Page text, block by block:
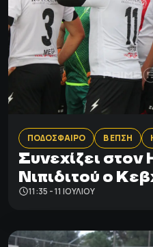
ΠΟΔΟΣΦΑΙΡΟ Β ΕΠΣΗ
Συνεχίζει
Νιπιδιτού ο
11:35 - 11 ΙΟΥΛΊΟΥ